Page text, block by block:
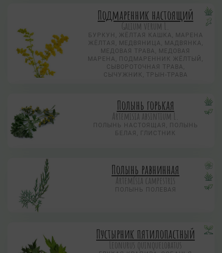
Подмаренник настоящий
Galium verum L.
БУРКУН, ЖЁЛТАЯ КАШКА, МАРЕНА
ЖЁЛТАЯ, МЕДВЯНИЦА, МАДВЯНКА,
МЕДОВАЯ ТРАВА, МЕДОВАЯ
МАРЕНА, ПОДМАРЕННИК ЖЁЛТЫЙ,
СЫВОРОТОЧНАЯ ТРАВА,
СЫЧУЖНИК, ТРЫН-ТРАВА
Полынь горькая
Artemisia absintium L.
ПОЛЫНЬ НАСТОЯЩАЯ, ПОЛЫНЬ
БЕЛАЯ, ГЛИСТНИК
Полынь равнинная
Artemísia campestris
ПОЛЫНЬ ПОЛЕВАЯ
Пустырник пятилопастный
Leonurus quinquelobatus